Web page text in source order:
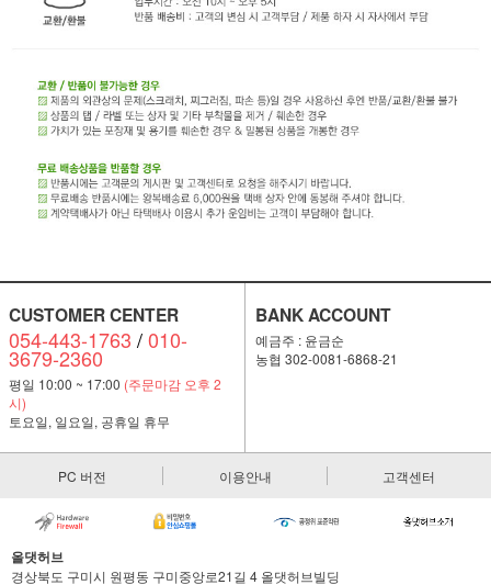
CUSTOMER CENTER
054-443-1763 /010-
3679-2360
평일 10:00 ~ 17:00 (주문마감 오후 2
시)
토요일, 일요일, 공휴일 휴무
BANK ACCOUNT
예금주 : 윤금순
농협 302-0081-6868-21
PC 버전 이용안내 고객센터
올댓허브
경상북도 구미시 원평동 구미중앙로21길 4 올댓허브빌딩